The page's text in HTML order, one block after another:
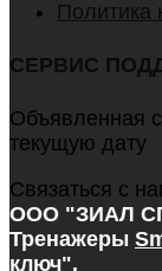
Политика
СЕРВИС
Объявленная
текущую дату
Связаться с
ООО "ЗИАЛ
Тренажеры
ключ".